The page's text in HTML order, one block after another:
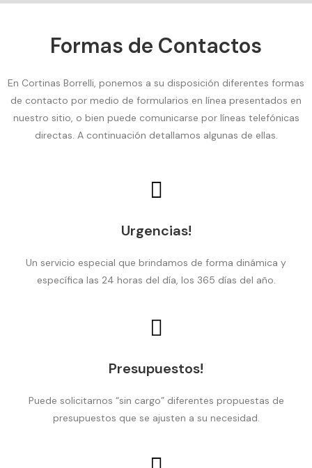
Formas de Contactos
En Cortinas Borrelli, ponemos a su disposición diferentes formas
de contacto por medio de formularios en línea presentados en
nuestro sitio, o bien puede comunicarse por líneas telefónicas
directas. A continuación detallamos algunas de ellas.
Urgencias!
Un servicio especial que brindamos de forma dinámica y
específica las 24 horas del día, los 365 días del año.
Presupuestos!
Puede solicitarnos “sin cargo” diferentes propuestas de
presupuestos que se ajusten a su necesidad.